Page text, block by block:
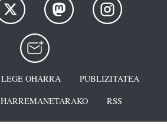
LEGE OHARRA
PUBLIZITATEA
HARREMANETARAKO RSS